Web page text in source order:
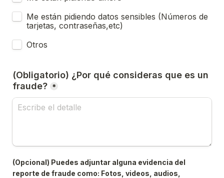
Me están pidiendo datos sensibles (Números de
tarjetas, contraseñas,etc)
Otros
(Obligatorio) ¿Por qué consideras que es un
fraude? *
(Opcional) Puedes adjuntar alguna evidencia del
reporte de fraude como: Fotos, videos, audios,